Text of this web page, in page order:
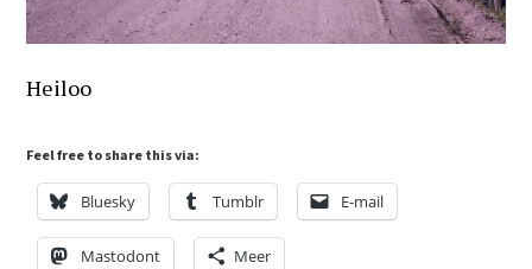
Heiloo
Feel free to share this via:
Bluesky Tumblr E-mail
Mastodont Meer